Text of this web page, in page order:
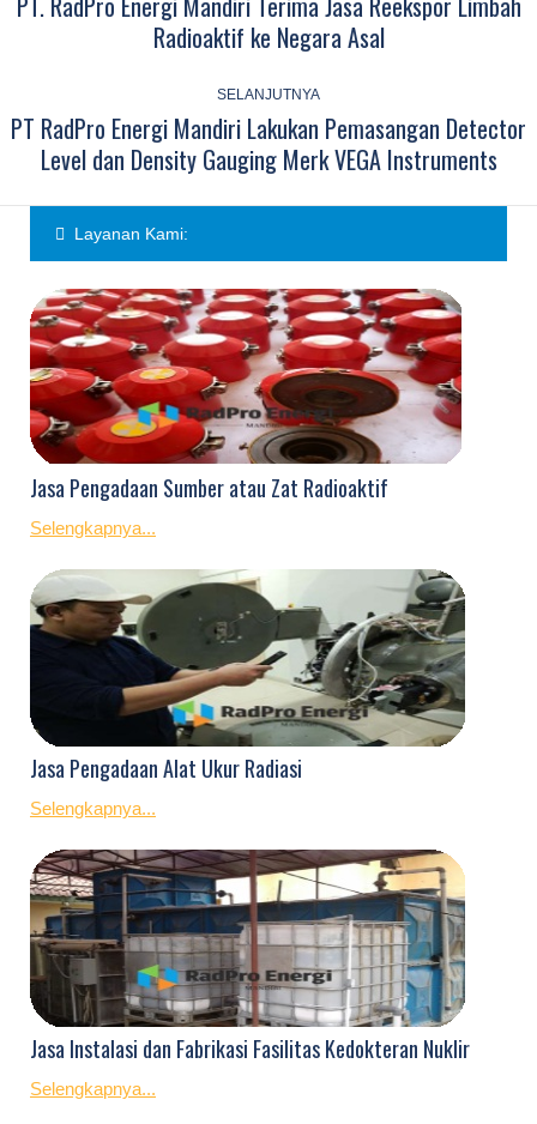
Previous
post:
Radioaktif ke Negara Asal
SELANJUTNYA
Next
post:
PT RadPro Energi Mandiri Lakukan Pemasangan Detector
Level dan Density Gauging Merk VEGA Instruments
Layanan Kami:
Jasa Pengadaan Sumber atau Zat Radioaktif
Selengkapnya...
Jasa Pengadaan Alat Ukur Radiasi
Selengkapnya...
Jasa Instalasi dan Fabrikasi Fasilitas Kedokteran Nuklir
Selengkapnya...